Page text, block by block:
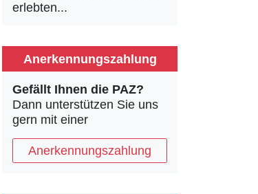
erlebten...
Anerkennungszahlung
Gefällt Ihnen die PAZ?
Dann unterstützen Sie uns
gern mit einer
Anerkennungszahlung